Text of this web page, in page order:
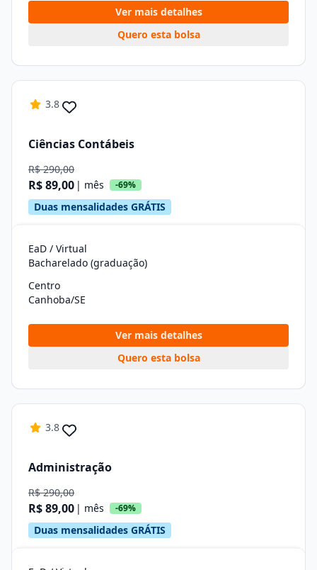
Ver mais detalhes
Quero esta bolsa
3.8
Ciências Contábeis
R$ 290,00
R$ 89,00 | mês -69%
Duas mensalidades GRÁTIS
EaD / Virtual
Bacharelado (graduação)
Centro
Canhoba/SE
Ver mais detalhes
Quero esta bolsa
3.8
Administração
R$ 290,00
R$ 89,00 | mês -69%
Duas mensalidades GRÁTIS